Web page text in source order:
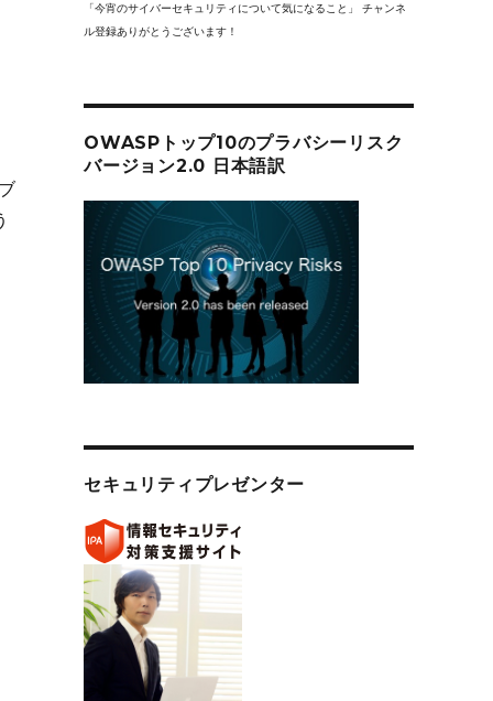
「今宵のサイバーセキュリティについて気になること」 チャンネ
ル登録ありがとうございます！
OWASPトップ10のプラバシーリスク
バージョン2.0 日本語訳
セキュリティプレゼンター